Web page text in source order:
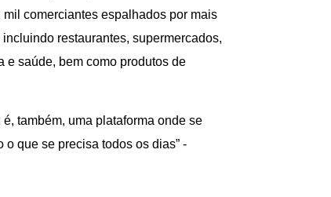
comerciantes espalhados por mais
restaurantes, supermercados,
e saúde, bem como produtos de
também, uma plataforma onde se
que se precisa todos os dias” -